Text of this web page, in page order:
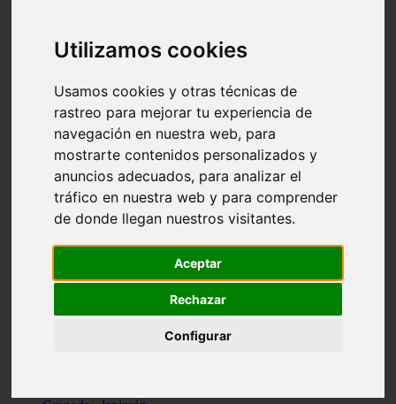
Utilizamos cookies
Usamos cookies y otras técnicas de
rastreo para mejorar tu experiencia de
navegación en nuestra web, para
mostrarte contenidos personalizados y
anuncios adecuados, para analizar el
tráfico en nuestra web y para comprender
de donde llegan nuestros visitantes.
Aceptar
Rechazar
Configurar
Cantabria - suances
Sevilla - bormujos
Málaga - júzcar
Huesca - alquézar
Huesca - castejón-de-sos
Lleida - alt-àneu
Córdoba - almedinilla
Navarra - zangoza
Cantabria - arenas-de-iguña
Barcelona - la-pobla-de-lillet
Murcia - cartagena
Madrid - nuevo-baztán